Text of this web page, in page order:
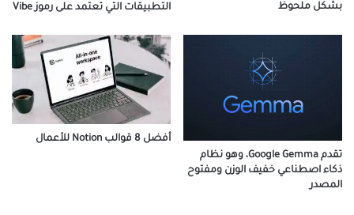
بشكل ملحوظ
التطبيقات التي تعتمد على رموز Vibe
تقدم Google Gemma، وهو نظام
ذكاء اصطناعي خفيف الوزن ومفتوح
المصدر
أفضل 8 قوالب Notion للأعمال